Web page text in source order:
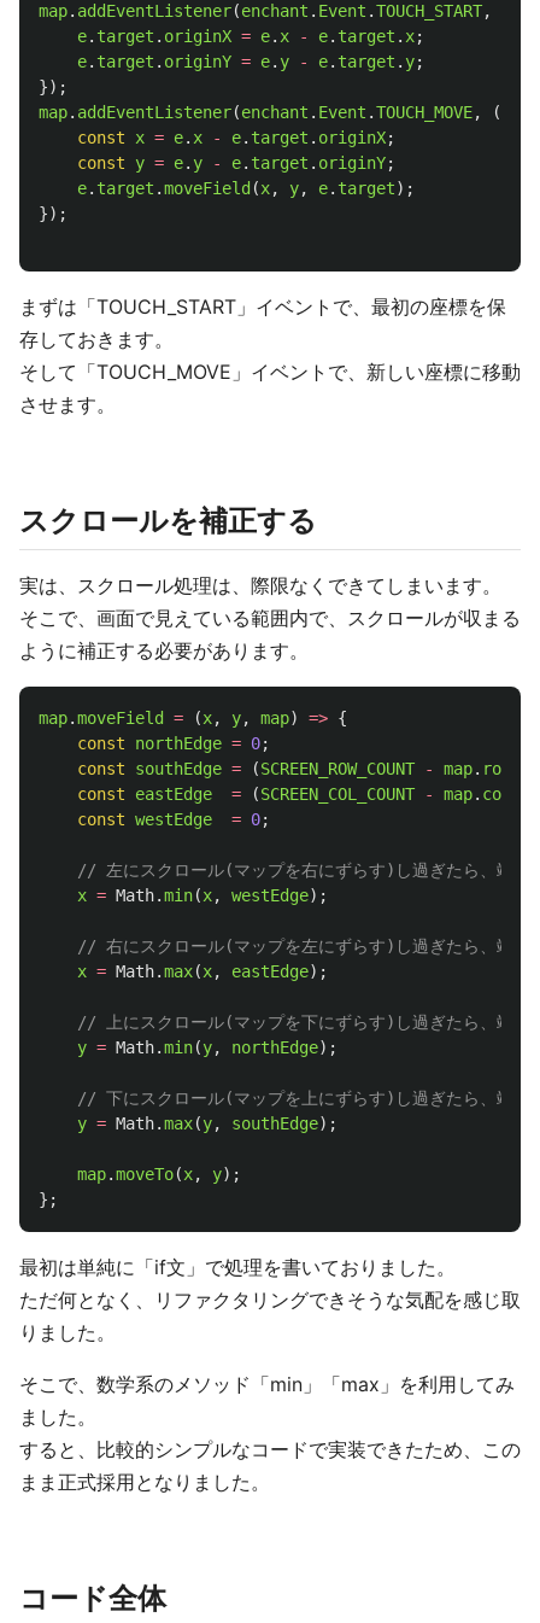
map. addEventListener(enchant . Event .TOUCH_START,
e. target . originX = e. x - e. target . x;
e. target . originY = e. y - e. target . y;
});
map. addEventListener(enchant . Event .TOUCH_MOVE, (
const
x = e. x - e. target . originX;
const
y = e. y - e. target . originY;
e. target .moveField (x, y, e. target);
});
まずは「TOUCH_START」イベントで、最初の座標を保
存しておきます。
そして「TOUCH_MOVE」イベントで、新しい座標に移動
させます。
スクロールを補正する
実は、スクロール処理は、際限なくできてしまいます。
そこで、画面で見えている範囲内で、スクロールが収まる
ように補正する必要があります。
map.moveField = (x, y, map) => {
const
northEdge = 0;
const
southEdge = (SCREEN_ROW_COUNT - map.
const
eastEdge = (SCREEN_COL_COUNT - map.
const westEdge = 0;
// 左にスクロール(マップを右にずらす)し過ぎたら、端ま
x = Math.min(x, westEdge);
// 右にスクロール(マップを左にずらす)し過ぎたら、端ま
x = Math.max(x, eastEdge);
// 上にスクロール(マップを下にずらす)し過ぎたら、端ま
y = Math.min(y, northEdge);
// 下にスクロール(マップを上にずらす)し過ぎたら、端ま
y = Math.max(y, southEdge);
map.moveTo(x, y);
};
最初は単純に「if文」で処理を書いておりました。
ただ何となく、リファクタリングできそうな気配を感じ取
りました。
そこで、数学系のメソッド「min」「max」を利用してみ
ました。
すると、比較的シンプルなコードで実装できたため、この
まま正式採用となりました。
コード全体